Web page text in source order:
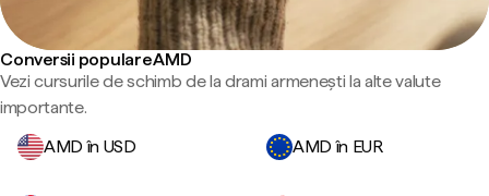
Conversii populare AMD
Vezi cursurile de schimb de la drami armenești la alte valute
importante.
AMD în USD
AMD în EUR